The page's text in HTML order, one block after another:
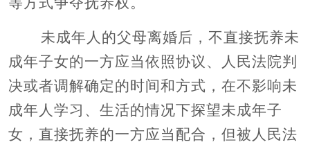
未成年人的父母离婚后，不直接抚养未
成年子女的一方应当依照协议、人民法院判
决或者调解确定的时间和方式，在不影响未
成年人学习、生活的情况下探望未成年子
女，直接抚养的一方应当配合，但被人民法